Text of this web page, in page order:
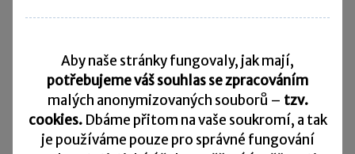
Povolení lze prodloužit, a to na základě písemné
před uplynutím platnosti povolení. Prodloužit
platnost lze pouze na dobu nezbytně nutnou
k dokončení činnosti dítěte, tj.maximálně na
dobu dvou měsíců.
Aby naše stránky fungovaly, jak mají,
potřebujeme váš souhlas se zpracováním
malých anonymizovaných souborů – tzv.
cookies. Dbáme přitom na vaše soukromí, a tak
je používáme pouze pro správné fungování